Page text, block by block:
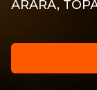
ARARA,